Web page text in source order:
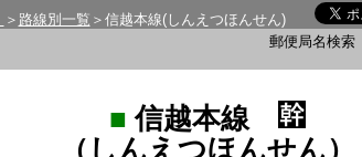
＞ 路線別一覧 ＞信越本線(しんえつほんせん)
郵便局名検索
■信越本線
（しんえつほんせん）